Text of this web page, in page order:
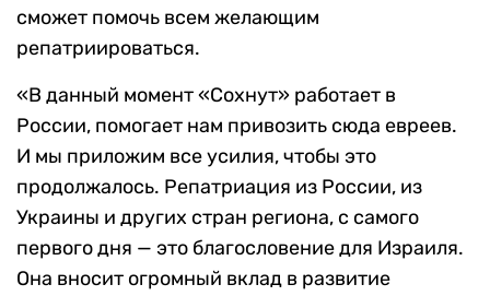
сможет помочь всем желающим
репатриироваться.
«В данный момент «Сохнут» работает в
России, помогает нам привозить сюда евреев.
И мы приложим все усилия, чтобы это
продолжалось. Репатриация из России, из
Украины и других стран региона, с самого
первого дня — это благословение для Израиля.
Она вносит огромный вклад в развитие